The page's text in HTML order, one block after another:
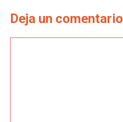
Deja un comentario